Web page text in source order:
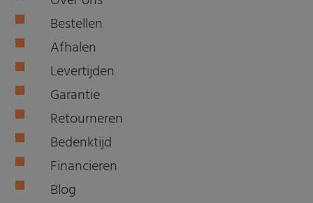
Bestellen
Afhalen
Levertijden
Garantie
Retourneren
Bedenktijd
Financieren
Blog